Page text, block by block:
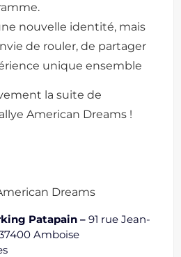
nouvelle identité, mais
de rouler, de partager
unique ensemble
la suite de
American Dreams !
Dreams
Patapain – 91 rue Jean-
Amboise